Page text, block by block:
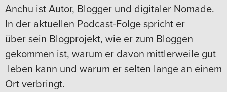
Anchu ist Autor, Blogger und digitaler Nomade.
In der aktuellen Podcast-Folge spricht er
über sein Blogprojekt, wie er zum Bloggen
gekommen ist, warum er davon mittlerweile gut
leben kann und warum er selten lange an einem
Ort verbringt.